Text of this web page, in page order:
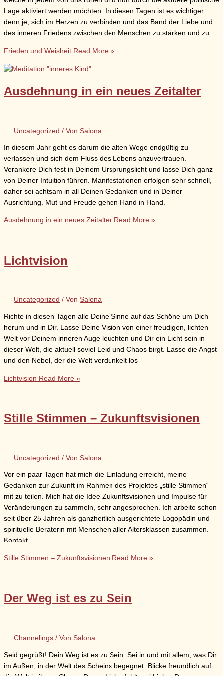
Lage aktiviert werden möchten. In diesen Tagen ist es wichtiger
denn je, sich im Herzen zu verbinden und das Band der Liebe und
des inneren Friedens zwischen den Menschen zu stärken und zu
Frieden und Weisheit Read More »
Ausdehnung in ein neues Zeitalter
Uncategorized / Von Salona
In diesem Jahr geht es darum die alten Wege endgültig zu
verlassen und sich dem Fluss des Lebens anzuvertrauen.
Verankere Dich fest in Deinem Ursprungslicht und lasse Dich ganz
von Deiner Intuition führen. Manifestationen erfolgen sehr schnell,
daher sei achtsam in all Deinen Gedanken und in Deiner
Ausrichtung. Mut und Freude gehen Hand in Hand.
Ausdehnung in ein neues Zeitalter Read More »
Lichtvision
Uncategorized / Von Salona
Richte in diesen Tagen alle Deine Sinne auf das Schöne um Dich
herum und in Dir. Lasse Deine Vision von einer freudigen, lichten
Welt vor Deinem inneren Auge leuchten und Dir ein Licht sein in
dieser Welt, die aktuell soviel Leid und Chaos birgt. Lasse die Angst
und den Nebel, der die Welt verdunkelt los
Lichtvision Read More »
Stille Stimmen – Zukunftsvisionen
Uncategorized / Von Salona
Vor ein paar Tagen hat mich die Einladung erreicht, meine
Gedanken zur Zukunft im Rahmen des Projektes „stille Stimmen“
mit zu teilen. Mich hat die Idee Zukunftsvisionen und Impulse für
Veränderungen zu sammeln, sehr angesprochen. Ich arbeite schon
seit über 25 Jahren als ganzheitlich ausgerichtete Logopädin und
spirituelle Beraterin mit Menschen aller Altersklassen zusammen.
Kontakt
Stille Stimmen – Zukunftsvisionen Read More »
Der Weg ist es zu Sein
Channelings / Von Salona
Seid gegrüßt! Dein Weg ist es zu Sein. Sei in und mit allem, was Dir
im Außen, in der Welt des Scheins begegnet. Blicke freundlich auf